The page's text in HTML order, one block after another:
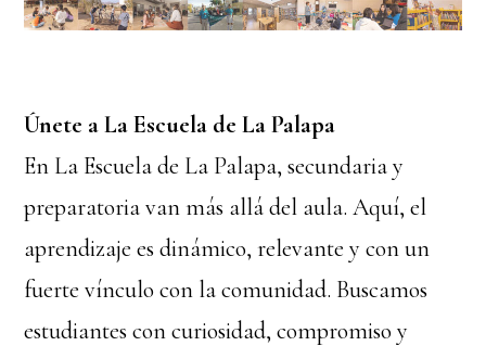
Únete a La Escuela de La Palapa
En La Escuela de La Palapa, secundaria y
preparatoria van más allá del aula. Aquí, el
aprendizaje es dinámico, relevante y con un
fuerte vínculo con la comunidad. Buscamos
estudiantes con curiosidad, compromiso y